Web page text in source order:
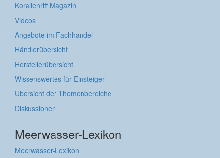
Korallenriff Magazin
Videos
Angebote im Fachhandel
Händlerübersicht
Herstellerübersicht
Wissenswertes für Einsteiger
Übersicht der Themenbereiche
Diskussionen
Meerwasser-Lexikon
Meerwasser-Lexikon